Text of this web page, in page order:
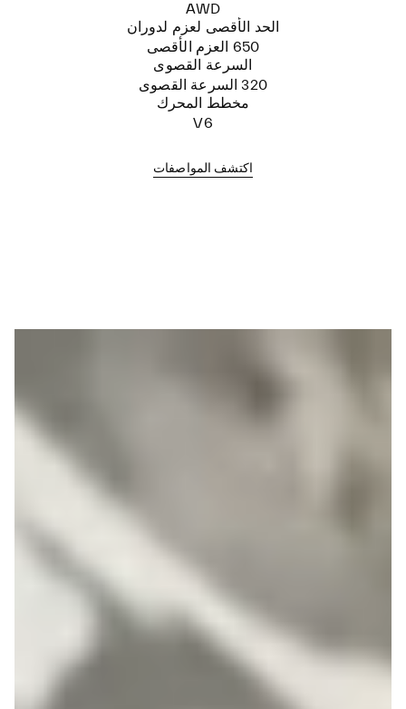
AWD
الحد الأقصى لعزم لدوران
650 العزم الأقصى
السرعة القصوى
320 السرعة القصوى
مخطط المحرك
V6
اكتشف المواصفات